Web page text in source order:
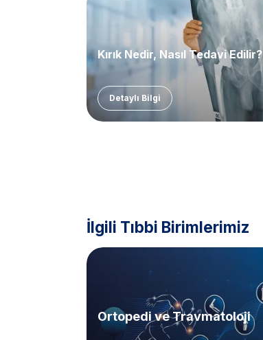
Kırık Nedir, Nasıl Tedavi Edilir?
Detaylı Bilgi
İlgili Tıbbi Birimlerimiz
Ortopedi ve Travmatoloji